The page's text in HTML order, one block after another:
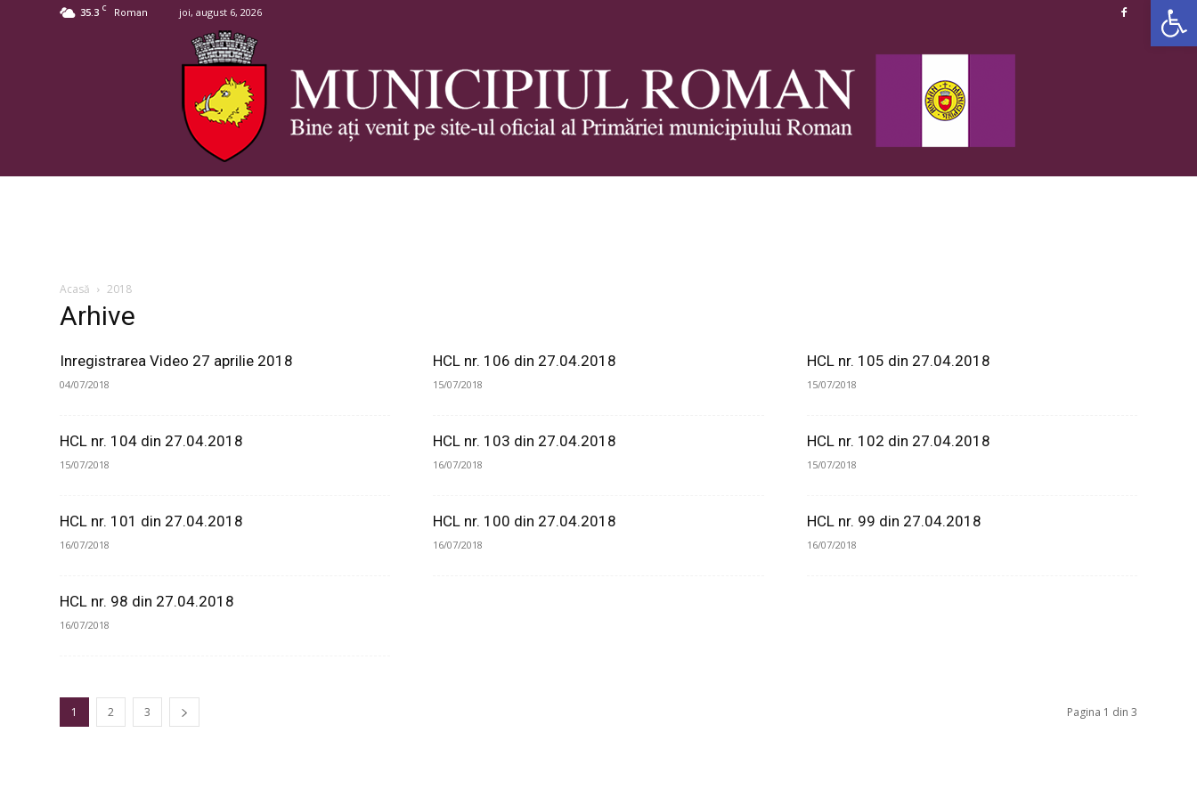
35.3 C Roman joi, august 6, 2026
Acasă 2018
Arhive
Inregistrarea Video 27 aprilie 2018
04/07/2018
HCL nr. 106 din 27.04.2018
15/07/2018
HCL nr. 105 din 27.04.2018
15/07/2018
HCL nr. 104 din 27.04.2018
15/07/2018
HCL nr. 103 din 27.04.2018
16/07/2018
HCL nr. 102 din 27.04.2018
15/07/2018
HCL nr. 101 din 27.04.2018
16/07/2018
HCL nr. 100 din 27.04.2018
16/07/2018
HCL nr. 99 din 27.04.2018
16/07/2018
HCL nr. 98 din 27.04.2018
16/07/2018
1 2 3 Pagina 1 din 3